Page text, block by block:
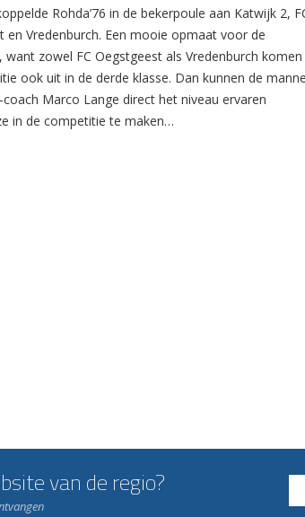
Rohda’76 in de bekerpoule aan Katwijk 2,
en Vredenburch. Een mooie opmaat voor de
zowel FC Oegstgeest als Vredenburch komen
ook uit in de derde klasse. Dan kunnen de
Marco Lange direct het niveau ervaren
in de competitie te maken…
van de regio?